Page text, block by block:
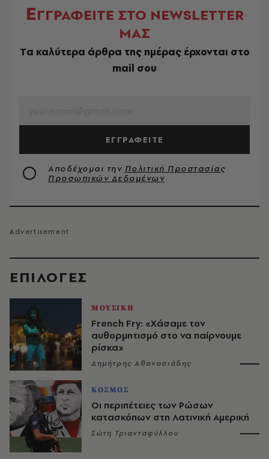
EΠΙΛΟΓΈΣ
ΜΟΥΣΙΚΗ
French Fry: «Χάσαμε τον
αυθορμητισμό στο να παίρνουμε
ρίσκα»
Δημήτρης Αθανασιάδης
ΚΟΣΜΟΣ
Οι περιπέτειες των Ρώσων
κατασκόπων στη Λατινική Αμερική
Σώτη Τριανταφύλλου
ΕΓΓΡΑΦΕΙΤΕ ΣΤΟ NEWSLETTER
ΜΑΣ
Tα καλύτερα άρθρα της ημέρας έρχονται στο
mail σου
ΕΓΓΡΑΦΕΙΤΕ
Αποδέχομαι την Πολιτική Προστασίας
Προσωπικών Δεδομένων